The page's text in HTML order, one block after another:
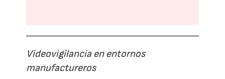
Videovigilancia en entornos
manufactureros